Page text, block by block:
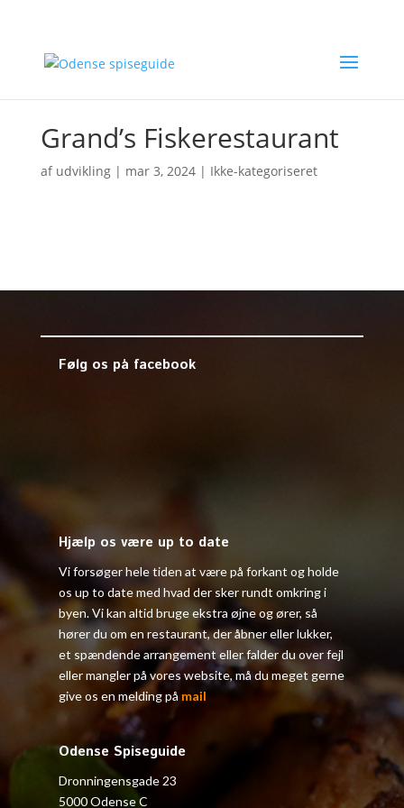
Grand’s Fiskerestaurant
af udvikling| mar 3, 2024| Ikke-kategoriseret
Følg os på facebook
Hjælp os være up to date
Vi forsøger hele tiden at være på forkant og holde
os up to date med hvad der sker rundt omkring i
byen. Vi kan altid bruge ekstra øjne og ører, så
hører du om en restaurant, der åbner eller lukker,
et spændende arrangement eller falder du over fejl
eller mangler på vores website, må du meget gerne
give os en melding på mail
Odense Spiseguide
Dronningensgade 23
5000 Odense C